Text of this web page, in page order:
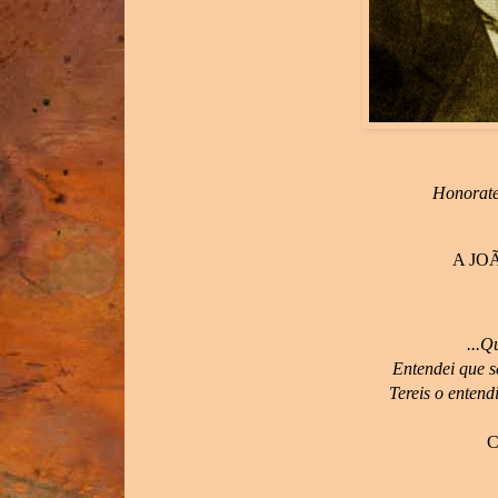
A
Entendei que
Tereis o